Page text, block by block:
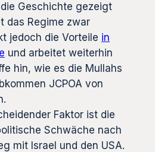
Geschichte gezeigt
das Regime zwar
jedoch die Vorteile in
und arbeitet weiterhin
hin, wie es die Mullahs
JCPOA von
Faktor ist die
Schwäche nach
mit Israel und den USA.